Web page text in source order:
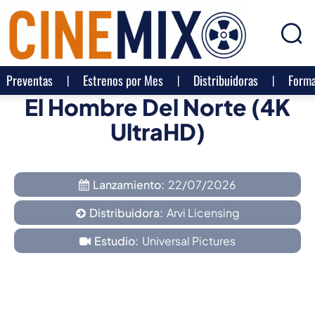
Preventas Estrenos por Mes Distribuidoras
El Hombre Del Norte (4K
UltraHD)
Lanzamiento: 22/07/2026
Distribuidora: Arvi Licensing
Estudio: Universal Pictures